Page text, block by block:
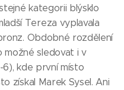
kategorii blýsklo
Tereza vyplavala
Obdobné rozdělení
možné sledovat i v
kde první místo
získal Marek Sysel. Ani